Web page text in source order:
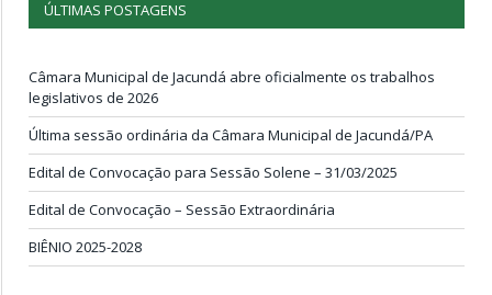
ÚLTIMAS POSTAGENS
Câmara Municipal de Jacundá abre oficialmente os trabalhos
legislativos de 2026
Última sessão ordinária da Câmara Municipal de Jacundá/PA
Edital de Convocação para Sessão Solene – 31/03/2025
Edital de Convocação – Sessão Extraordinária
BIÊNIO 2025-2028